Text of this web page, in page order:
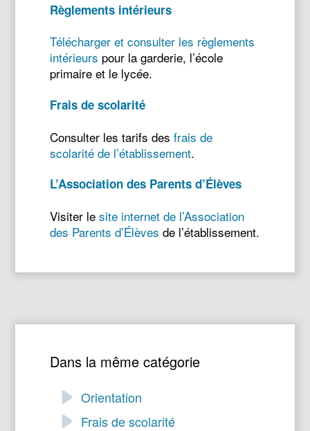
Règlements intérieurs
Télécharger et consulter les règlements
intérieurs pour la garderie, l’école
primaire et le lycée.
Frais de scolarité
Consulter les tarifs desfrais de
scolarité de l’établissement.
L’Association des Parents d’Élèves
Visiter lesite internet de l’Association
des Parents d’Élèves de l’établissement.
Dans la même catégorie
Orientation
Frais de scolarité